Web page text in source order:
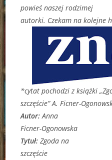
powieś naszej rodzimej
autorki. Czekam na kolejne
*cytat pochodzi z książki
szczęście” A. Ficner-
Autor:Anna
Ficner-Ogonowska
Tytuł:Zgoda na
szczęście